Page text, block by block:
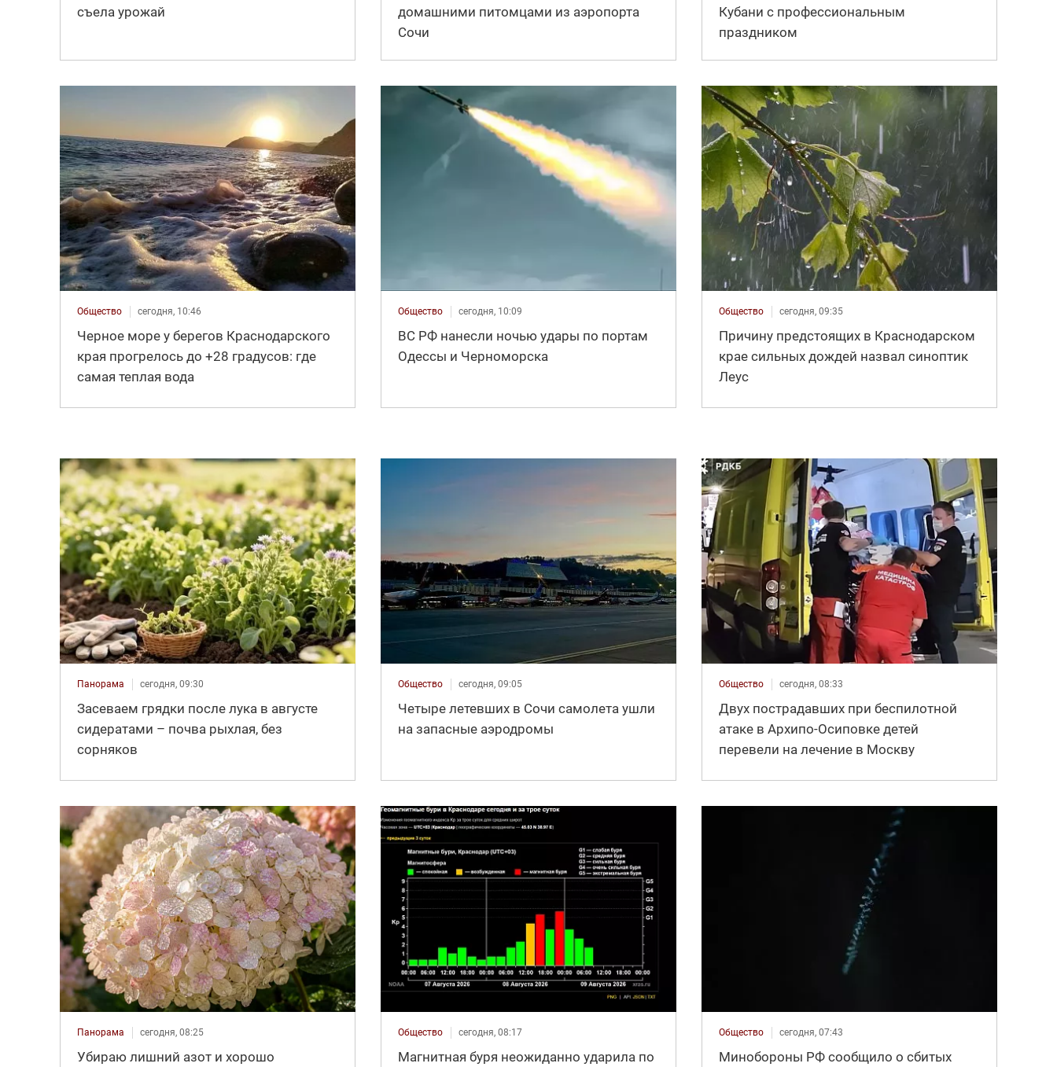
съела урожай
домашними питомцами из аэропорта
Сочи
Кубани с профессиональным
праздником
Общество сегодня, 10:46
Черное море у берегов Краснодарского
края прогрелось до +28 градусов: где
самая теплая вода
Общество сегодня, 10:09
ВС РФ нанесли ночью удары по портам
Одессы и Черноморска
Общество сегодня, 09:35
Причину предстоящих в Краснодарском
крае сильных дождей назвал синоптик
Леус
Панорама сегодня, 09:30
Засеваем грядки после лука в августе
сидератами – почва рыхлая, без
сорняков
Общество сегодня, 09:05
Четыре летевших в Сочи самолета ушли
на запасные аэродромы
Общество сегодня, 08:33
Двух пострадавших при беспилотной
атаке в Архипо-Осиповке детей
перевели на лечение в Москву
Панорама сегодня, 08:25
Убираю лишний азот и хорошо
Общество сегодня, 08:17
Магнитная буря неожиданно ударила по
Общество сегодня, 07:43
Минобороны РФ сообщило о сбитых